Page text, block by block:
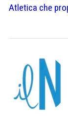
Atletica che